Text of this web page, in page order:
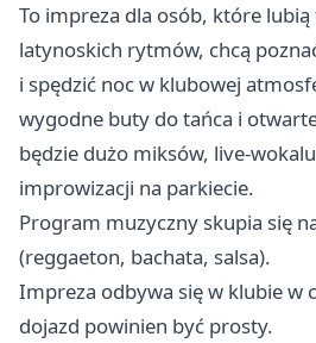
To impreza dla osób, które lubią
latynoskich rytmów, chcą
i spędzić noc w klubowej
wygodne buty do tańca i
będzie dużo miksów,
improwizacji na parkiecie.
Program muzyczny skupia się
(reggaeton, bachata, salsa).
Impreza odbywa się w klubie w
dojazd powinien być prosty.